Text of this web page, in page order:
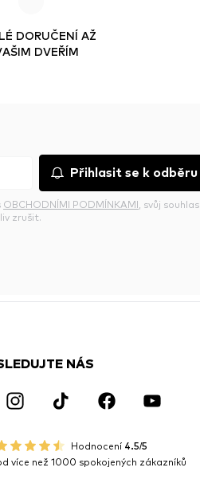
DORUČENÍ AŽ
DVEŘÍM
Přihlasit se k odběru
OBCHODNÍMI PODMÍNKAMI , svůj souhlas
zrušit.
NÁS
Hodnocení 4.5/5
více než 1000 spokojených zákazníků